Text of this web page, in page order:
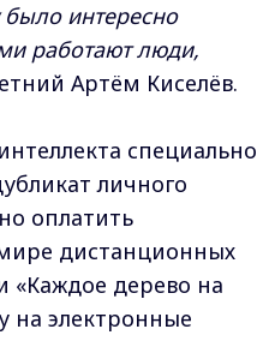
было интересно
работают люди,
Артём Киселёв.
специально
личного
оплатить
дистанционных
«Каждое дерево на
на электронные